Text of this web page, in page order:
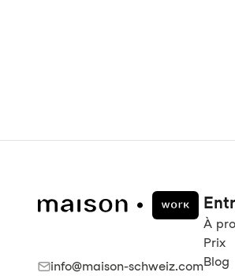
info@maison-schweiz.com
À
Prix
Blog